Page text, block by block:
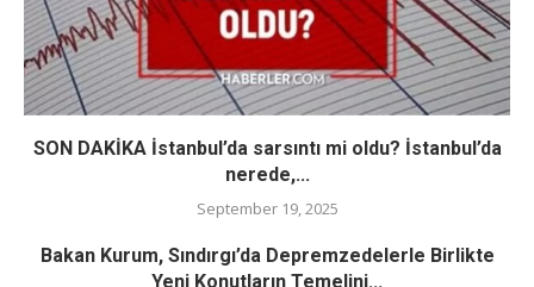
SON DAKİKA İstanbul’da sarsıntı mi oldu? İstanbul’da
nerede,...
September 19, 2025
Bakan Kurum, Sındırgı’da Depremzedelerle Birlikte
Yeni Konutların Temelini...